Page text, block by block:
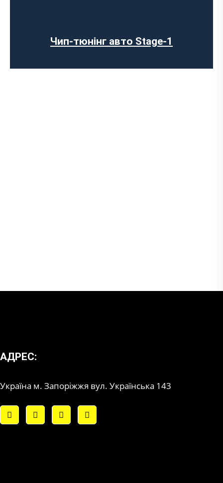
Чип-тюнінг авто Stage-1
АДРЕС:
Україна м. Запоріжжя вул. Українська 143